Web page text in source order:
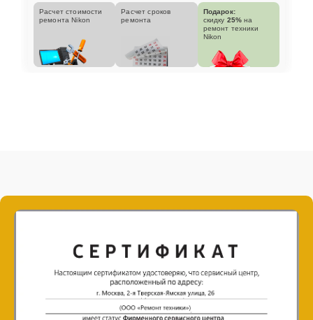
Расчет стоимости
ремонта Nikon
Расчет сроков
ремонта
Подарок:
скидку 25% на
ремонт техники
Nikon